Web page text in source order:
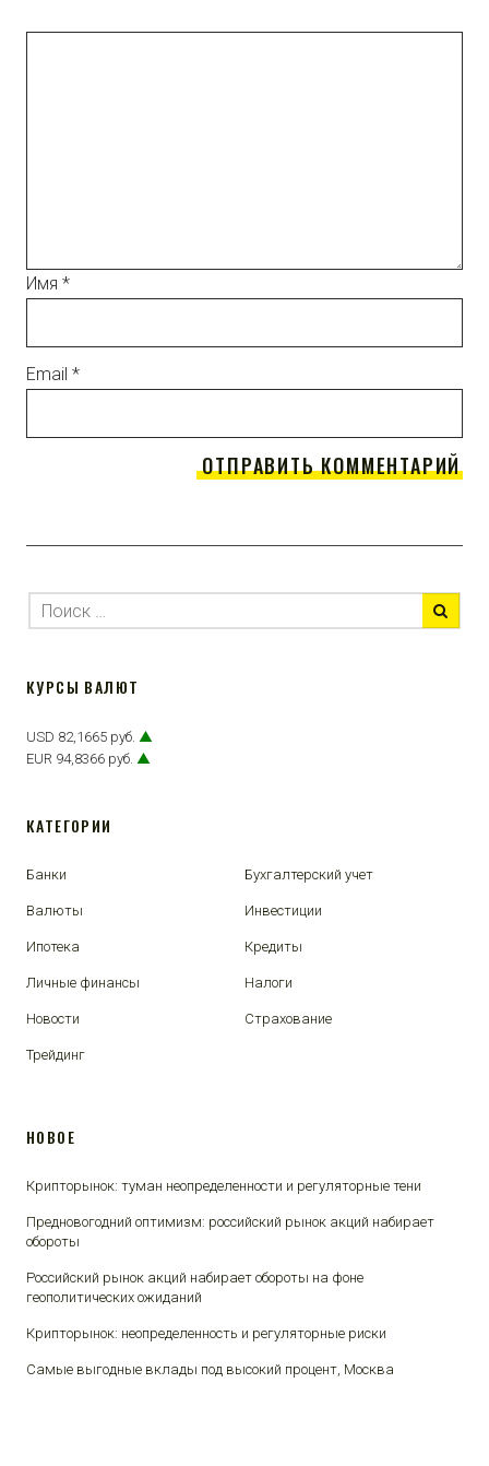
Имя *
Email *
КУРСЫ ВАЛЮТ
USD 82,1665 руб. ▲
EUR 94,8366 руб. ▲
КАТЕГОРИИ
Банки Бухгалтерский учет
Валюты Инвестиции
Ипотека Кредиты
Личные финансы Налоги
Новости Страхование
Трейдинг
НОВОЕ
Крипторынок: туман неопределенности и регуляторные тени
Предновогодний оптимизм: российский рынок акций набирает
обороты
Российский рынок акций набирает обороты на фоне
геополитических ожиданий
Крипторынок: неопределенность и регуляторные риски
Самые выгодные вклады под высокий процент, Москва